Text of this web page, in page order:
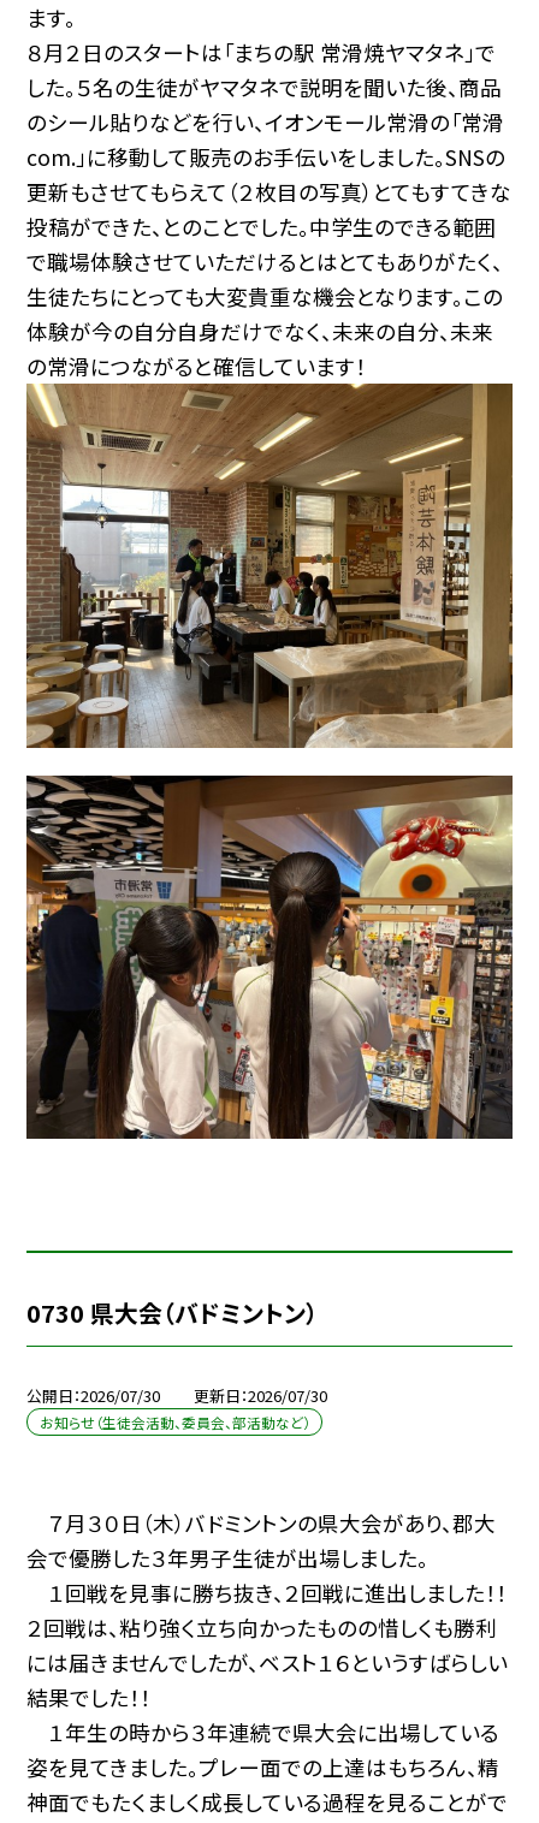
ます。
８月２日のスタートは「まちの駅 常滑焼ヤマタネ」で
した。５名の生徒がヤマタネで説明を聞いた後、商品
のシール貼りなどを行い、イオンモール常滑の「常滑
com.」に移動して販売のお手伝いをしました。SNSの
更新もさせてもらえて（２枚目の写真）とてもすてきな
投稿ができた、とのことでした。中学生のできる範囲
で職場体験させていただけるとはとてもありがたく、
生徒たちにとっても大変貴重な機会となります。この
体験が今の自分自身だけでなく、未来の自分、未来
の常滑につながると確信しています！
0730 県大会（バドミントン）
公開日 2026/07/30 更新日 2026/07/30
お知らせ（生徒会活動、委員会、部活動など）
７月３０日（木）バドミントンの県大会があり、郡大
会で優勝した３年男子生徒が出場しました。
１回戦を見事に勝ち抜き、２回戦に進出しました！！
２回戦は、粘り強く立ち向かったものの惜しくも勝利
には届きませんでしたが、ベスト１６というすばらしい
結果でした！！
１年生の時から３年連続で県大会に出場している
姿を見てきました。プレー面での上達はもちろん、精
神面でもたくましく成長している過程を見ることがで